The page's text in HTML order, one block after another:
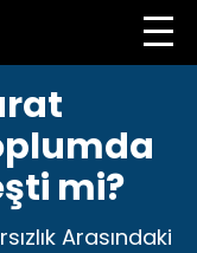
mi?
Arasındaki